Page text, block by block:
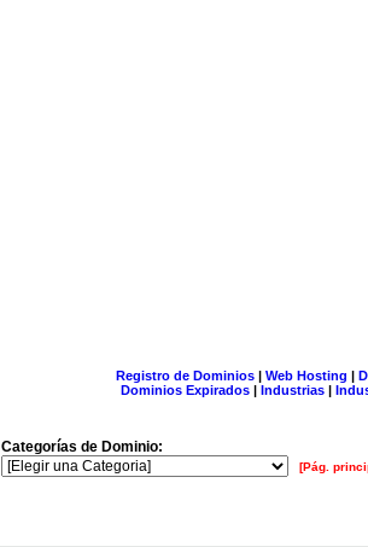
Registro de Dominios| Web Hosting |
Dominios Expirados | Industrias |
Categorías de Dominio:
[Pág.